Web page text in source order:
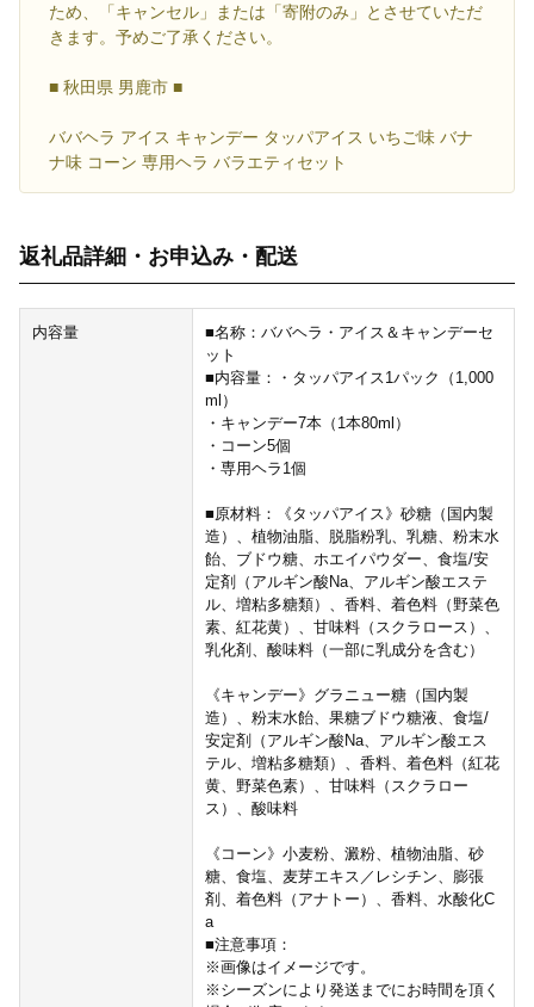
ため、「キャンセル」または「寄附のみ」とさせていただ
きます。予めご了承ください。
■ 秋田県 男鹿市 ■
ババヘラ アイス キャンデー タッパアイス いちご味 バナ
ナ味 コーン 専用ヘラ バラエティセット
返礼品詳細・お申込み・配送
内容量
■名称：ババヘラ・アイス＆キャンデーセ
ット
■内容量：・タッパアイス1パック（1,000
ml）
・キャンデー7本（1本80ml）
・コーン5個
・専用ヘラ1個
■原材料：《タッパアイス》砂糖（国内製
造）、植物油脂、脱脂粉乳、乳糖、粉末水
飴、ブドウ糖、ホエイパウダー、食塩/安
定剤（アルギン酸Na、アルギン酸エステ
ル、増粘多糖類）、香料、着色料（野菜色
素、紅花黄）、甘味料（スクラロース）、
乳化剤、酸味料（一部に乳成分を含む）
《キャンデー》グラニュー糖（国内製
造）、粉末水飴、果糖ブドウ糖液、食塩/
安定剤（アルギン酸Na、アルギン酸エス
テル、増粘多糖類）、香料、着色料（紅花
黄、野菜色素）、甘味料（スクラロー
ス）、酸味料
《コーン》小麦粉、澱粉、植物油脂、砂
糖、食塩、麦芽エキス／レシチン、膨張
剤、着色料（アナトー）、香料、水酸化C
a
■注意事項：
※画像はイメージです。
※シーズンにより発送までにお時間を頂く